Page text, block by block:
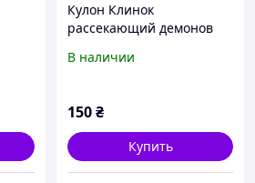
Кулон Клинок
рассекающий демонов
89M6K0179
В наличии
150₴
Купить